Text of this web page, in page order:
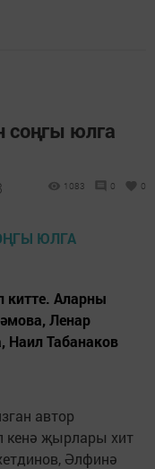
соңгы юлга
1083 0 0
Аларны
Ленар
Табанаков
автор
кенә җырлары хит
Әлфинә